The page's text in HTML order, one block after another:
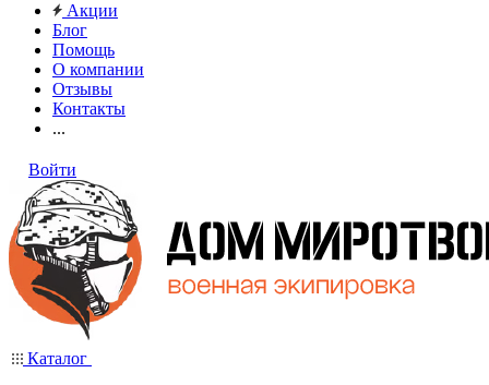
Акции
Блог
Помощь
О компании
Отзывы
Контакты
...
Войти
Каталог